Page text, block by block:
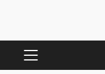
PRIMARY